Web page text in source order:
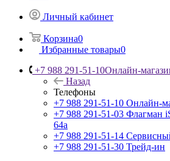
Личный кабинет
Корзина0
Избранные товары0
+7 988 291-51-10Онлайн-
Назад
Телефоны
+7 988 291-51-10 Онлайн-
+7 988 291-51-03 Флагман
64а
+7 988 291-51-14
+7 988 291-51-30 Трейд-ин